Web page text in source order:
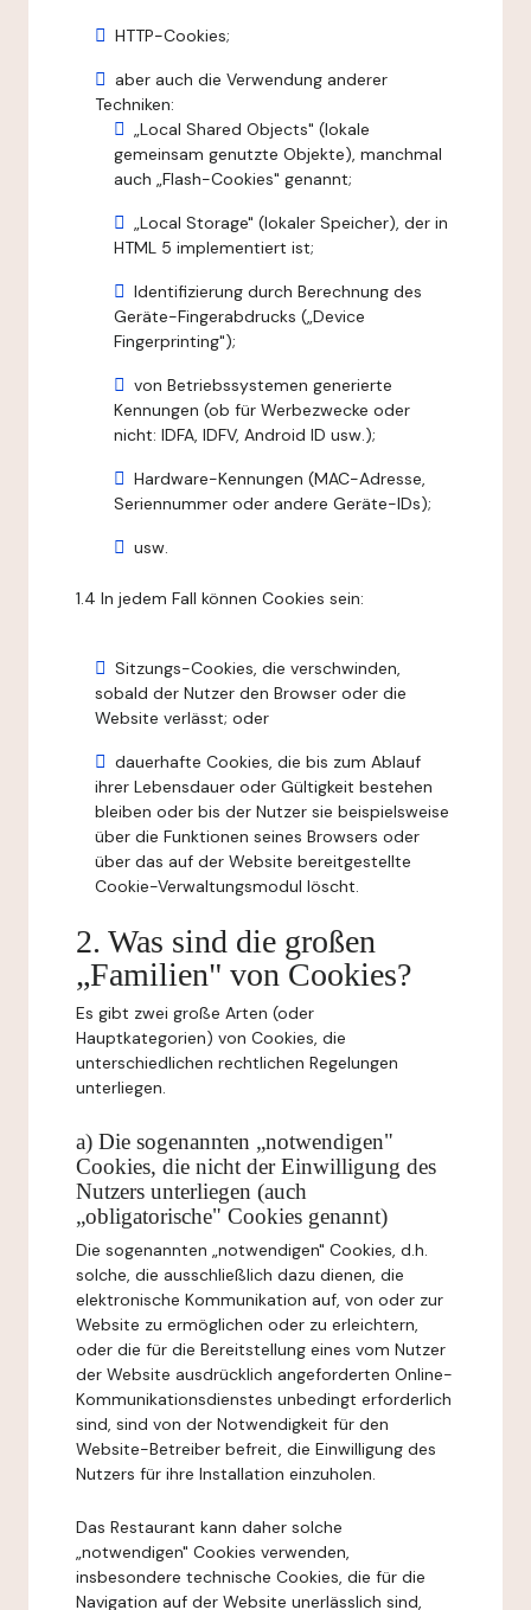
HTTP-Cookies;
aber auch die Verwendung anderer
Techniken:
„Local Shared Objects" (lokale
gemeinsam genutzte Objekte), manchmal
auch „Flash-Cookies" genannt;
„Local Storage" (lokaler Speicher), der in
HTML 5 implementiert ist;
Identifizierung durch Berechnung des
Geräte-Fingerabdrucks („Device
Fingerprinting");
von Betriebssystemen generierte
Kennungen (ob für Werbezwecke oder
nicht: IDFA, IDFV, Android ID usw.);
Hardware-Kennungen (MAC-Adresse,
Seriennummer oder andere Geräte-IDs);
usw.
1.4 In jedem Fall können Cookies sein:
Sitzungs-Cookies, die verschwinden,
sobald der Nutzer den Browser oder die
Website verlässt; oder
dauerhafte Cookies, die bis zum Ablauf
ihrer Lebensdauer oder Gültigkeit bestehen
bleiben oder bis der Nutzer sie beispielsweise
über die Funktionen seines Browsers oder
über das auf der Website bereitgestellte
Cookie-Verwaltungsmodul löscht.
2. Was sind die großen
„Familien" von Cookies?
Es gibt zwei große Arten (oder
Hauptkategorien) von Cookies, die
unterschiedlichen rechtlichen Regelungen
unterliegen.
a) Die sogenannten „notwendigen"
Cookies, die nicht der Einwilligung des
Nutzers unterliegen (auch
„obligatorische" Cookies genannt)
Die sogenannten „notwendigen" Cookies, d.h.
solche, die ausschließlich dazu dienen, die
elektronische Kommunikation auf, von oder zur
Website zu ermöglichen oder zu erleichtern,
oder die für die Bereitstellung eines vom Nutzer
der Website ausdrücklich angeforderten Online-
Kommunikationsdienstes unbedingt erforderlich
sind, sind von der Notwendigkeit für den
Website-Betreiber befreit, die Einwilligung des
Nutzers für ihre Installation einzuholen.
Das Restaurant kann daher solche
„notwendigen" Cookies verwenden,
insbesondere technische Cookies, die für die
Navigation auf der Website unerlässlich sind,